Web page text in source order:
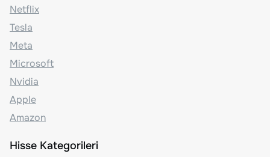
Netflix
Tesla
Meta
Microsoft
Nvidia
Apple
Amazon
Hisse Kategorileri